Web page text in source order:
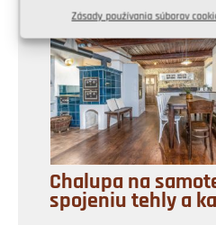
Zásady používania súborov
Chalupa na
spojeniu tehly a